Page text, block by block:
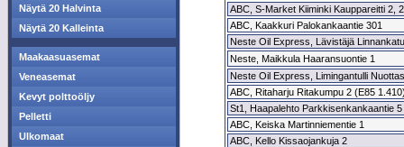
Näytä 20 Halvinta
Näytä 20 Kalleinta
Maakaasuasemat
Veneasemat
Kevyt polttoöljy
Pelletti
Ulkomaat
ABC, S-Market Kiiminki Kauppareitti 2,
ABC, Kaakkuri Palokankaantie 301
Neste Oil Express, Lävistäjä
Neste, Maikkula Haaransuontie 1
Neste Oil Express, Limingantulli
ABC, Ritaharju Ritakumpu 2 (E85
St1, Haapalehto Parkkisenkankaantie 5
ABC, Keiska Martinniementie 1
ABC, Kello Kissaojankuja 2